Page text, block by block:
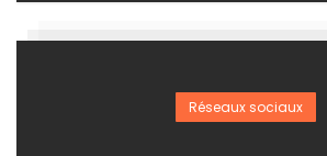
Réseaux sociaux